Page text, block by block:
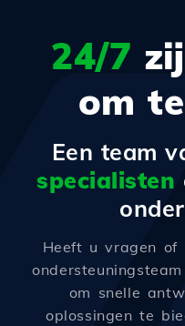
24/7
om
Een team
specialisten
Heeft u vragen of
om snelle
oplossingen te